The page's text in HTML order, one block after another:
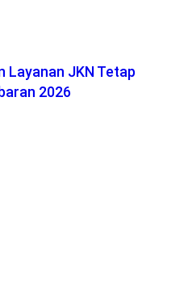
Layanan JKN Tetap
2026